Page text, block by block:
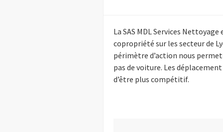
La SAS MDL Services
copropriété sur les secteur de
périmètre d’action nous
pas de voiture. Les
d’être plus compétitif.